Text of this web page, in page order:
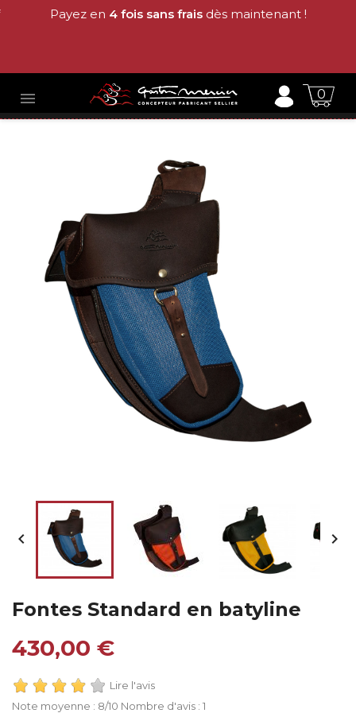
Payez en 4 fois sans fraisdès maintenant !
 0
 
Fontes Standard en batyline
430,00 €
Lire l'avis
Note moyenne : 8/10 Nombre d'avis : 1